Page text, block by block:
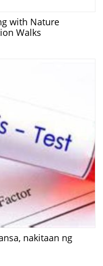
with Nature
Walks
nakitaan ng